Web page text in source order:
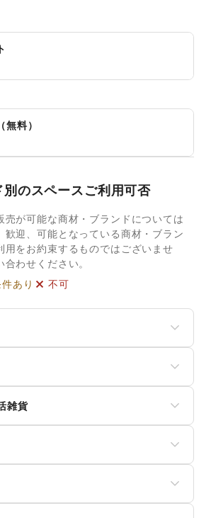
料）
のスペースご利用可否
売が可能な商材・ブランドについては
歓迎、可能となっている商材・ブラン
用をお約束するものではございませ
わせください。
あり 不可
ッション
ムウェア
・マタニティ
ア
ナック
雑貨
調理器具
便利品
・プロバイダ
バー